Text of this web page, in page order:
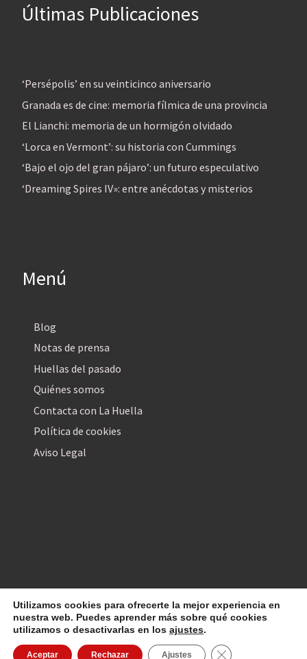
Últimas Publicaciones
‘Persépolis’ en su veinticinco aniversario
Granada es de cine: memoria fílmica de una provincia
El Lianchi: memoria de un hormigón olvidado
‘Lorca en Vermont’: su historia con Cummings
‘Bajo el ojo del gran pájaro’: un futuro especulativo
‘Dreaming Spires IV»: entre anécdotas y misterios
Menú
Blog
Notas de prensa
Huellas del pasado
Quiénes somos
Contacta con La Huella
Política de cookies
Aviso Legal
© 2026La Huella Digital– Todos los derechos reservados
Utilizamos cookies para ofrecerte la mejor experiencia en
nuestra web. Puedes aprender más sobre qué cookies
utilizamos o desactivarlas en los ajustes.
Aceptar Rechazar Ajustes Cerrar el banner